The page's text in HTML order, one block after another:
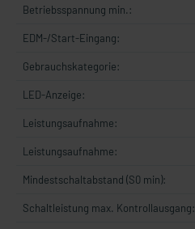
Betriebsspannung min.:
EDM-/Start-Eingang:
Gebrauchskategorie:
LED-Anzeige:
Leistungsaufnahme:
Leistungsaufnahme:
Mindestschaltabstand (S0 min):
Schaltleistung max. Kontrollausgang: